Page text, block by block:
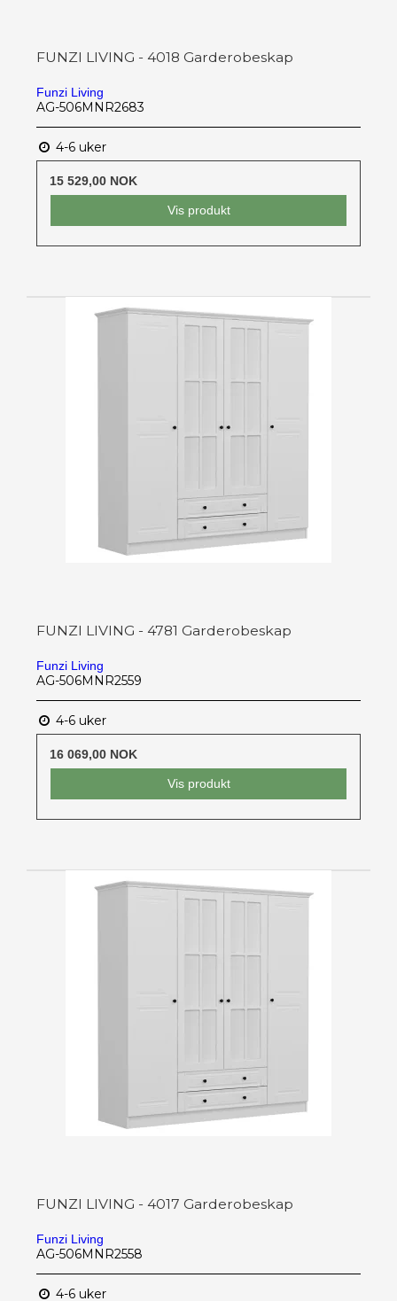
FUNZI LIVING - 4018 Garderobeskap
Funzi Living
AG-506MNR2683
4-6 uker
15 529,00 NOK
Vis produkt
FUNZI LIVING - 4781 Garderobeskap
Funzi Living
AG-506MNR2559
4-6 uker
16 069,00 NOK
Vis produkt
FUNZI LIVING - 4017 Garderobeskap
Funzi Living
AG-506MNR2558
4-6 uker